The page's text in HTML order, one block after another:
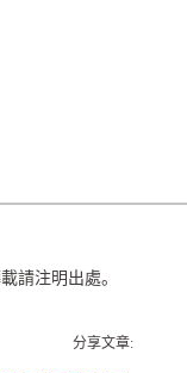
載請注明出處。
分享文章: